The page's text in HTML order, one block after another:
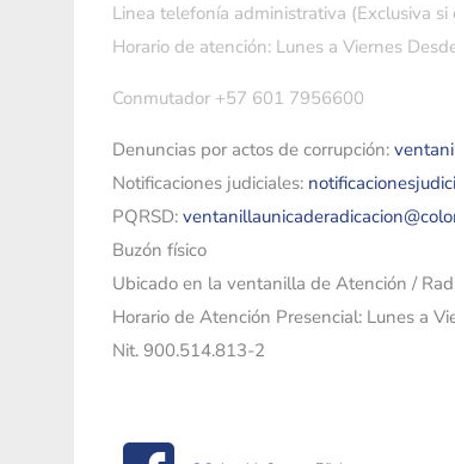
Linea telefonía administrativa (Exclusiva
Horario de atención: Lunes a Viernes
Conmutador +57 601 7956600
Denuncias por actos de corrupción:
Notificaciones judiciales:
PQRSD:
Buzón físico
Ubicado en la ventanilla de Atención /
Horario de Atención Presencial: Lunes a
Nit. 900.514.813-2